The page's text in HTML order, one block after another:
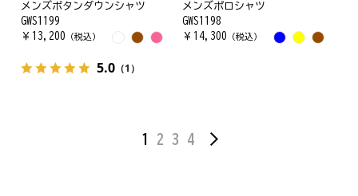
メンズボタンダウンシャツ
GWS1199
￥ 13,200 （税込）
5.0 （1）
メンズポロシャツ
GWS1198
￥ 14,300 （税込）
1 2 3 4